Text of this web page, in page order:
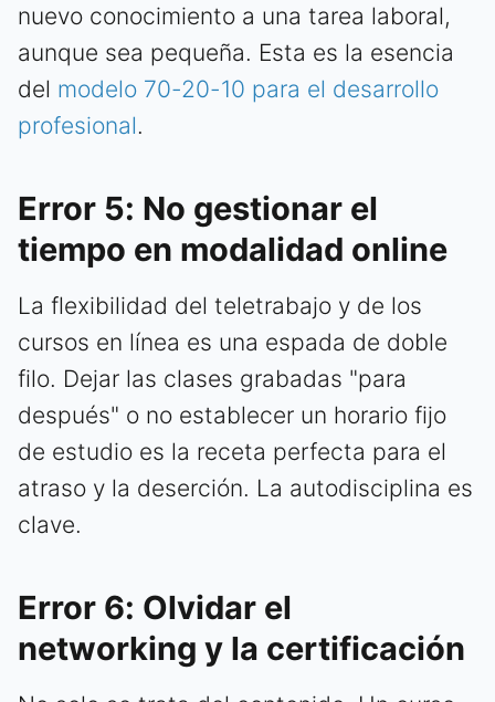
nuevo conocimiento a una tarea laboral,
aunque sea pequeña. Esta es la esencia
del modelo 70-20-10 para el desarrollo
profesional.
Error 5: No gestionar el
tiempo en modalidad online
La flexibilidad del teletrabajo y de los
cursos en línea es una espada de doble
filo. Dejar las clases grabadas "para
después" o no establecer un horario fijo
de estudio es la receta perfecta para el
atraso y la deserción. La autodisciplina es
clave.
Error 6: Olvidar el
networking y la certificación